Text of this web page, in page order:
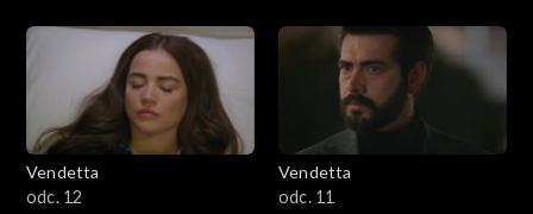
Vendetta
odc. 12
Vendetta
odc. 11